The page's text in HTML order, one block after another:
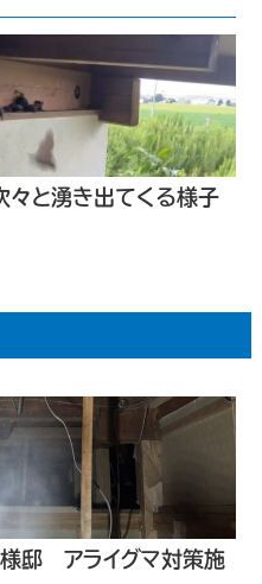
々と湧き出てくる様子
邸 アライグマ対策施